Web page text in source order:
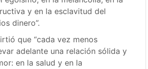
y en la esclavitud del
dinero”.
que “cada vez menos
adelante una relación sólida y
en la salud y en la